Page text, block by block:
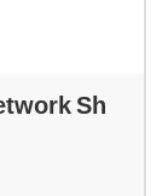
Sh